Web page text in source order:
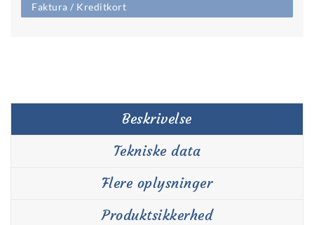
Faktura / Kreditkort
Beskrivelse
Tekniske data
Flere oplysninger
Produktsikkerhed